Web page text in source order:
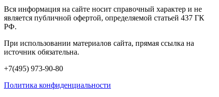
Вся информация на сайте носит справочный характер и не
является публичной офертой, определяемой статьей 437 ГК
РФ.
При использовании материалов сайта, прямая ссылка на
источник обязательна.
+7(495) 973-90-80
Политика конфиденциальности